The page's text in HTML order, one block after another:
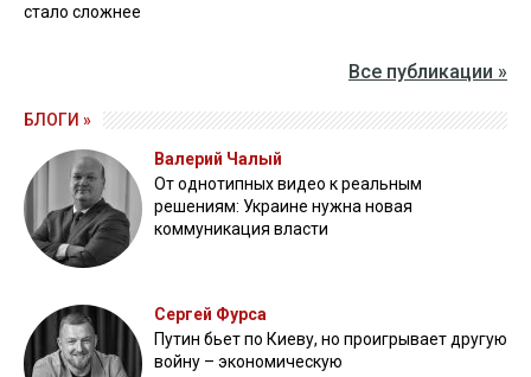
стало сложнее
Все публикации »
БЛОГИ »
Валерий Чалый
От однотипных видео к реальным
решениям: Украине нужна новая
коммуникация власти
Сергей Фурса
Путин бьет по Киеву, но проигрывает другую
войну – экономическую